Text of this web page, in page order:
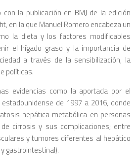
con la publicación en BMJ de la edición
, en la que Manuel Romero encabeza un
la dieta y los factores modificables
el hígado graso y la importancia de
a través de la sensibilización, la
políticas.
evidencias como la aportada por el
de 1997 a 2016, donde
hepática metabólica en personas
cirrosis y sus complicaciones; entre
y tumores diferentes al hepático
gastrointestinal).